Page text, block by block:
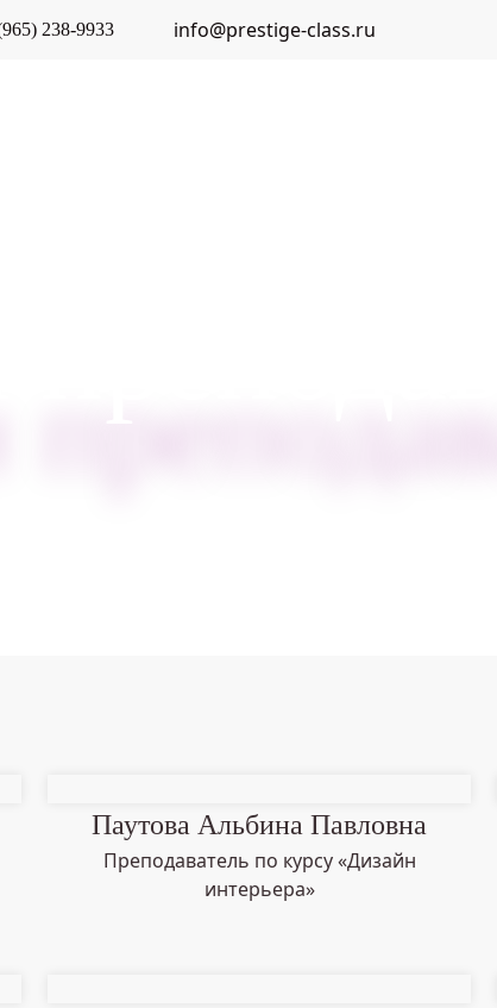
238-9933 info@prestige-class.ru
Паутова Альбина Павловна
Преподаватель по курсу «Дизайн
интерьера»